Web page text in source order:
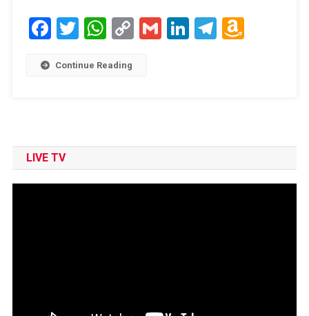
Facebook
Twitter
WhatsApp
CopyGmailLinkedIn
Telegram
Continue Reading
LIVE TV